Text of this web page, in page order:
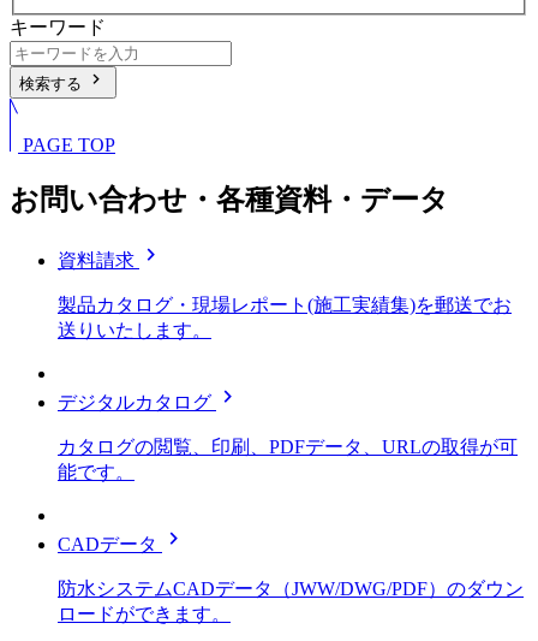
キーワード
検索する chevron_right
PAGE TOP
お問い合わせ・各種資料・データ
資料請求 chevron_right
製品カタログ・現場レポート(施工実績集)を郵送でお
送りいたします。
デジタルカタログ chevron_right
カタログの閲覧、印刷、PDFデータ、URLの取得が可
能です。
CADデータ chevron_right
防水システムCADデータ（JWW/DWG/PDF）のダウン
ロードができます。